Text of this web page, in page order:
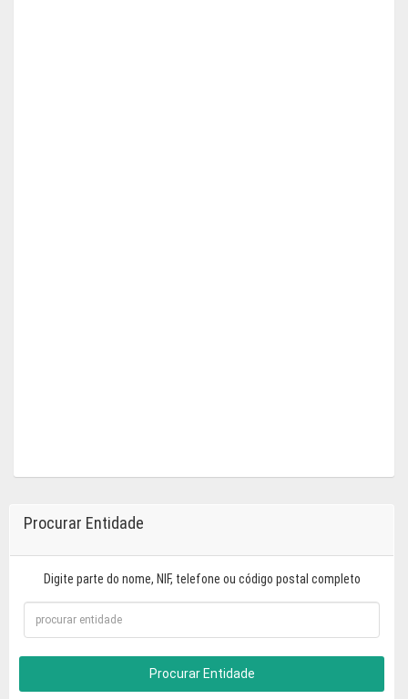
Procurar Entidade
Digite parte do nome, NIF, telefone ou código postal completo
Procurar Entidade